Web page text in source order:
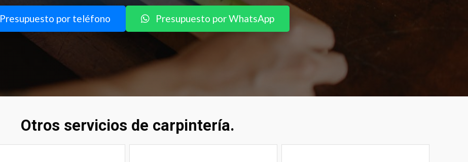
Presupuesto por teléfono Presupuesto por WhatsApp
Otros servicios de carpintería.